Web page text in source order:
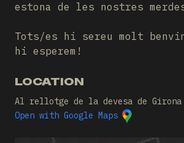
estona de les nostres
Tots/es hi sereu molt
hi esperem!
LOCATION
Al rellotge de la devesa de Girona
Open with Google Maps